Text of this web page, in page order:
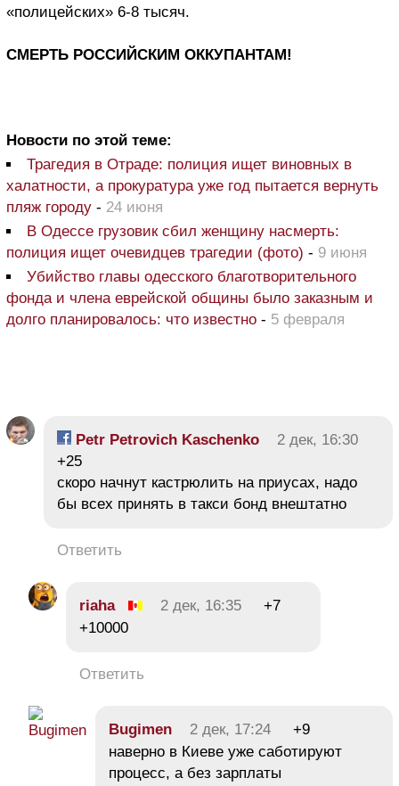
«полицейских» 6-8 тысяч.
СМЕРТЬ РОССИЙСКИМ ОККУПАНТАМ!
Новости по этой теме:
Трагедия в Отраде: полиция ищет виновных в
халатности, а прокуратура уже год пытается вернуть
пляж городу - 24 июня
В Одессе грузовик сбил женщину насмерть:
полиция ищет очевидцев трагедии (фото) - 9 июня
Убийство главы одесского благотворительного
фонда и члена еврейской общины было заказным и
долго планировалось: что известно - 5 февраля
Petr Petrovich Kaschenko
2 дек, 16:30
+25
скоро начнут кастрюлить на приусах, надо
бы всех принять в такси бонд внештатно
Ответить
riaha 2 дек, 16:35
+7
+10000
Ответить
Bugimen 2 дек, 17:24
+9
наверно в Киеве уже саботируют
процесс, а без зарплаты